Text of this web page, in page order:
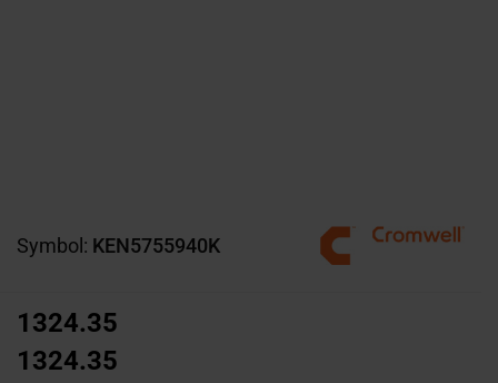
Symbol: KEN5755940K
1324.35
1324.35